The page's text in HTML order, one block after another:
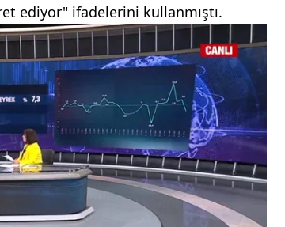
ediyor" ifadelerini kullanmıştı.